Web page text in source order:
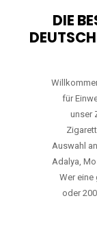
DIE
für
unser
Auswahl
Adalya,
Wer eine
oder